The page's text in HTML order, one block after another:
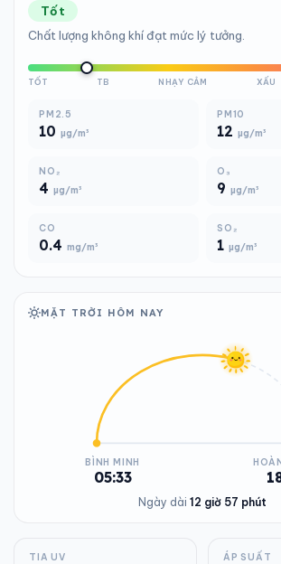
Tốt
Chất lượng không khí đạt mức lý tưởng.
TỐT TB NHẠY CẢM XẤU
PM2.5
10 µg/m³
PM10
12 µg/m³
NO₂
4 µg/m³
O₃
9 µg/m³
CO
0.4 mg/m³
SO₂
1 µg/m³
MẶT TRỜI HÔM NAY
BÌNH MINH
05:33
Ngày dài 12 giờ 57 phút
TIA UV ÁP SUẤT